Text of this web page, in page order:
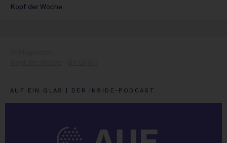
Kopf der Woche
AUF EIN GLAS | DER INSIDE-PODCAST